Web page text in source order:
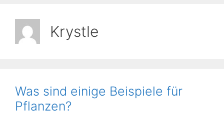
Krystle
Was sind einige Beispiele für
Pflanzen?